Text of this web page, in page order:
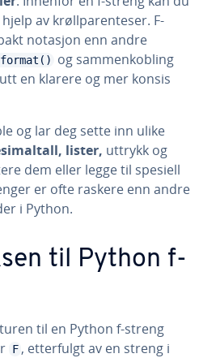
av krøllparenteser. F-
notasjon enn andre
og sammenkobling
en klarere og mer konsis
og lar deg sette inn ulike
lister, uttrykk og
dem eller legge til spesiell
er ofte raskere enn andre
i Python.
til Python f-
til en Python f-streng
F , etterfulgt av en streng i